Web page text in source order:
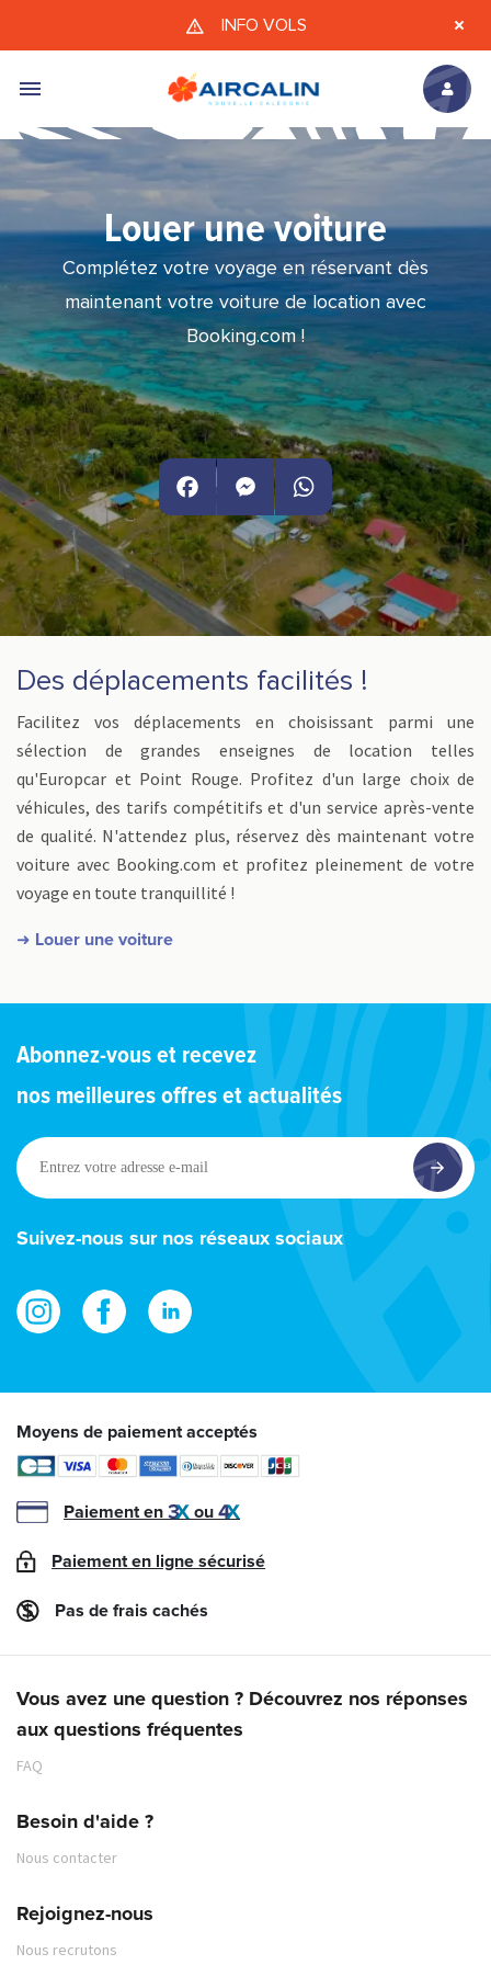
Aller au contenu principal
INFO VOLS
Louer une voiture
Complétez votre voyage en réservant dès
maintenant votre voiture de location avec
Booking.com !
FacebookMessengerWhatsApp
Des déplacements facilités !
Facilitez vos déplacements en choisissant parmi une
sélection de grandes enseignes de location telles
qu'Europcar et Point Rouge. Profitez d'un large choix de
véhicules, des tarifs compétitifs et d'un service après-vente
de qualité. N'attendez plus, réservez dès maintenant votre
voiture avec Booking.com et profitez pleinement de votre
voyage en toute tranquillité !
➜ Louer une voiture
Abonnez-vous et recevez
nos meilleures offres et actualités
Entrez
votre
adresse
e-
Suivez-nous sur nos réseaux sociaux
Moyens de paiement acceptés
Paiement en ou
Paiement en ligne sécurisé
Pas de frais cachés
Vous avez une question ? Découvrez nos réponses
aux questions fréquentes
FAQ
Besoin d'aide ?
Nous contacter
Rejoignez-nous
Nous recrutons